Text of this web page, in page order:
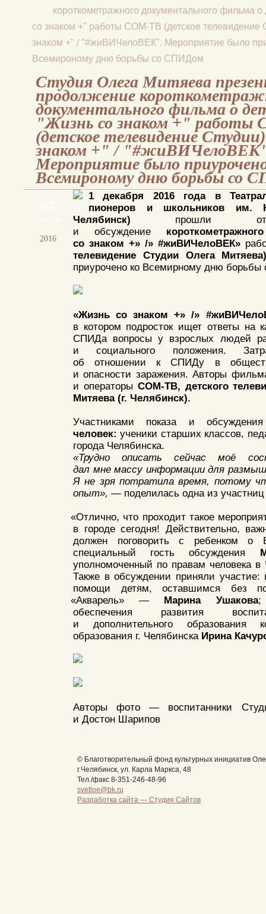
короткометражного документального фильма
со знаком +" работы СОМ-ТВ (детское
знаком +" / "#жиВИЧелоВЕК". Мероприятие было
Всемироному дню борьбы со СПИДом
Студия Олега Митяева
продолжение
документального фильма о
"Жизнь со знаком +"
(детское телевидение
знаком +" /
Мероприятие было
Всемироному дню борьбы со
2016
1 декабря 2016 года в
пионеров и школьников им.
Челябинск) прошли
и обсуждение
со знаком +» /» #жиВИЧелоВЕК»
телевидение Студии Олега
приурочено ко Всемирному дню
«Жизнь со знаком +» /»
в котором подросток ищет ответы на
СПИДа вопросы у взрослых людей
и социального положения.
об отношении к СПИДу в
и опасности заражения. Авторы
и операторы СОМ-ТВ, детского
Митяева (г. Челябинск).
Участниками показа и
человек: ученики старших классов,
города Челябинска.
«Трудно описать сейчас моё
дал мне массу информации для
Я не зря потратила время, потому
опыт», — поделилась одна из
«Отлично, что проходит такое
в городе сегодня! Действительно,
должен поговорить с ребенком
специальный гость обсуждения
уполномоченный по правам человека в
Также в обсуждении приняли участие:
помощи детям, оставшимся без
«Акварель» — Марина Ушакова;
обеспечения развития
и дополнительного образования
образования г. Челябинска Ирина
Авторы фото — воспитанники
и Достон Шарипов
© Благотворительный фонд культурных инициатив
г.Челябинск, ул. Карла Маркса, 48
Тел./факс 8-351-246-48-96
svetloe@bk.ru
Разработка сайта — Студия Сайтов